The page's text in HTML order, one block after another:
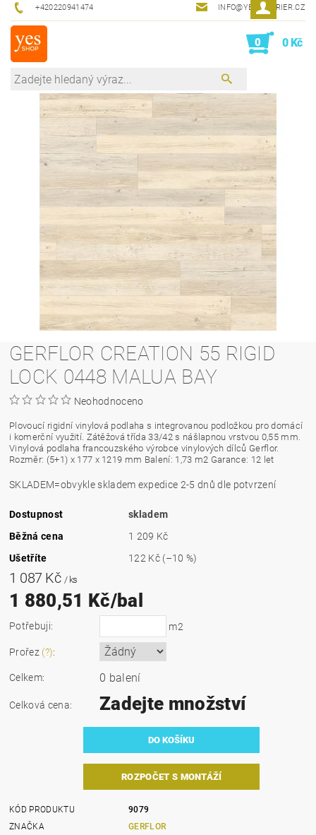
+420220941474 INFO@YESINTERIER.CZ
0 0 Kč
GERFLOR CREATION 55 RIGID
LOCK 0448 MALUA BAY
Neohodnoceno
Plovoucí rigidní vinylová podlaha s integrovanou podložkou pro domácí
i komerční využití. Zátěžová třída 33/42 s nášlapnou vrstvou 0,55 mm.
Vinylová podlaha francouzského výrobce vinylových dílců Gerflor.
Rozměr: (5+1) x 177 x 1219 mm Balení: 1,73 m2 Garance: 12 let
SKLADEM=obvykle skladem expedice 2-5 dnů dle potvrzení
Dostupnost
skladem
Běžná cena
1 209 Kč
Ušetříte
122 Kč (–10 %)
1 087 Kč / ks
1 880,51 Kč/bal
Potřebuji: m2
Prořez (?):
Celkem: 0 balení
Celková cena: Zadejte množství
ROZPOČET S MONTÁŽÍ
KÓD PRODUKTU
9079
ZNAČKA
GERFLOR